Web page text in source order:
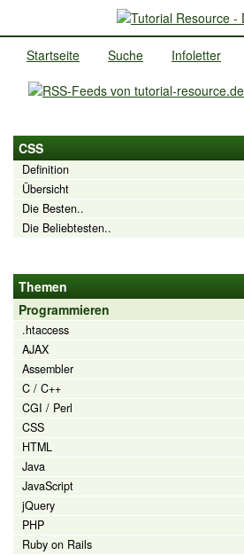
Startseite Suche Infoletter
CSS
Definition
Übersicht
Die Besten..
Die Beliebtesten..
Themen
Programmieren
.htaccess
AJAX
Assembler
C / C++
CGI / Perl
CSS
HTML
Java
JavaScript
jQuery
PHP
Ruby on Rails